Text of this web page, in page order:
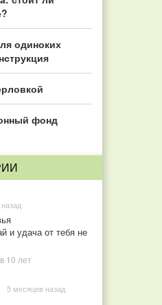
одиноких
фонд
и удача от тебя не
10 лет
5 месяцев назад